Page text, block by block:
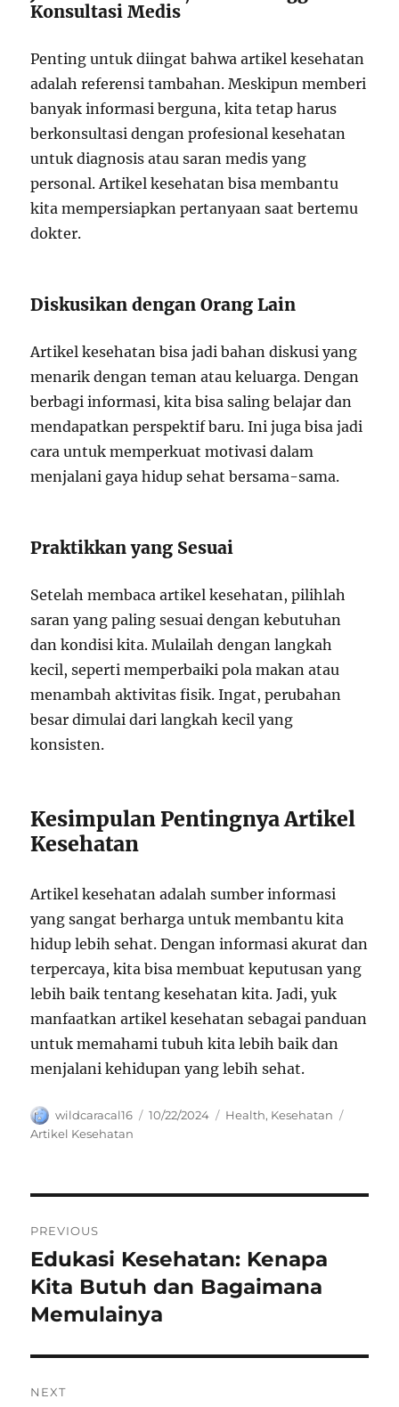
Konsultasi Medis
Penting untuk diingat bahwa artikel kesehatan
adalah referensi tambahan. Meskipun memberi
banyak informasi berguna, kita tetap harus
berkonsultasi dengan profesional kesehatan
untuk diagnosis atau saran medis yang
personal. Artikel kesehatan bisa membantu
kita mempersiapkan pertanyaan saat bertemu
dokter.
Diskusikan dengan Orang Lain
Artikel kesehatan bisa jadi bahan diskusi yang
menarik dengan teman atau keluarga. Dengan
berbagi informasi, kita bisa saling belajar dan
mendapatkan perspektif baru. Ini juga bisa jadi
cara untuk memperkuat motivasi dalam
menjalani gaya hidup sehat bersama-sama.
Praktikkan yang Sesuai
Setelah membaca artikel kesehatan, pilihlah
saran yang paling sesuai dengan kebutuhan
dan kondisi kita. Mulailah dengan langkah
kecil, seperti memperbaiki pola makan atau
menambah aktivitas fisik. Ingat, perubahan
besar dimulai dari langkah kecil yang
konsisten.
Kesimpulan Pentingnya Artikel
Kesehatan
Artikel kesehatan adalah sumber informasi
yang sangat berharga untuk membantu kita
hidup lebih sehat. Dengan informasi akurat dan
terpercaya, kita bisa membuat keputusan yang
lebih baik tentang kesehatan kita. Jadi, yuk
manfaatkan artikel kesehatan sebagai panduan
untuk memahami tubuh kita lebih baik dan
menjalani kehidupan yang lebih sehat.
Author
wildcaracal16
Posted
10/22/2024 Categories
Health, Kesehatan
Artikel Kesehatan
pos
PREVIOUS
Previous
post:
Edukasi Kesehatan: Kenapa
Kita Butuh dan Bagaimana
Memulainya
NEXT